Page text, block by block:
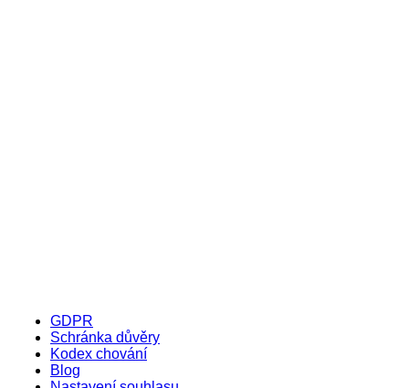
GDPR
Schránka důvěry
Kodex chování
Blog